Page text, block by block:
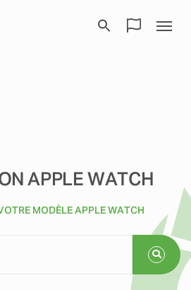
APPLE WATCH
MODÈLE APPLE WATCH